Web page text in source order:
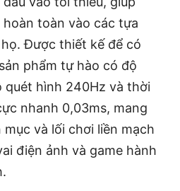
toàn vào các tựa
Được thiết kế để có
phẩm tự hào có độ
quét hình 240Hz và thời
nhanh 0,03ms, mang
và lối chơi liền mạch
điện ảnh và game hành